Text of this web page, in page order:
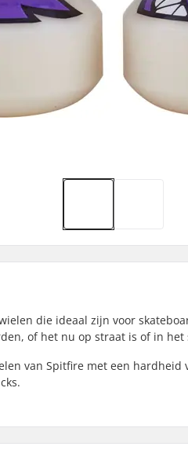
die ideaal zijn voor
of het nu op straat is of in het
van Spitfire met een